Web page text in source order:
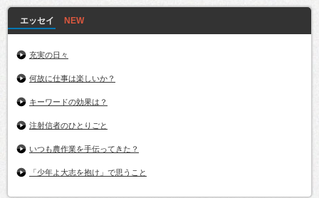
エッセイ
充実の日々
何故に仕事は楽しいか？
キーワードの効果は？
注射信者のひとりごと
いつも農作業を手伝ってきた？
「少年よ大志を抱け」で思うこと